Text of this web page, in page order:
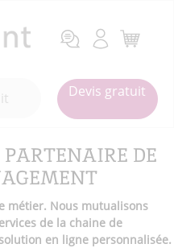
Devis gratuit
DE
métier. Nous mutualisons
de la chaine de
en ligne personnalisée.